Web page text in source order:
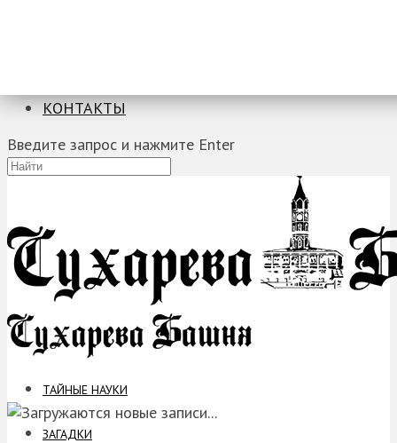
КОНТАКТЫ
Введите запрос и нажмите Enter
ТАЙНЫЕ НАУКИ
ЗАГАДКИ